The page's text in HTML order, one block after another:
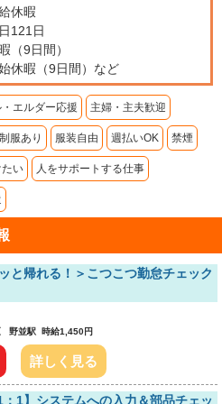
休暇
121日
（9日間）
休暇（9日間）など
・エルダー応援 主婦・主夫歓迎
制服あり 服装自由 週払いOK 禁煙
い 人をサポートする仕事
と帰れる！＞こつこつ勤怠チェック
野並駅 時給1,450円
詳しく見る
：1】システムへの入力＆部品チェッ